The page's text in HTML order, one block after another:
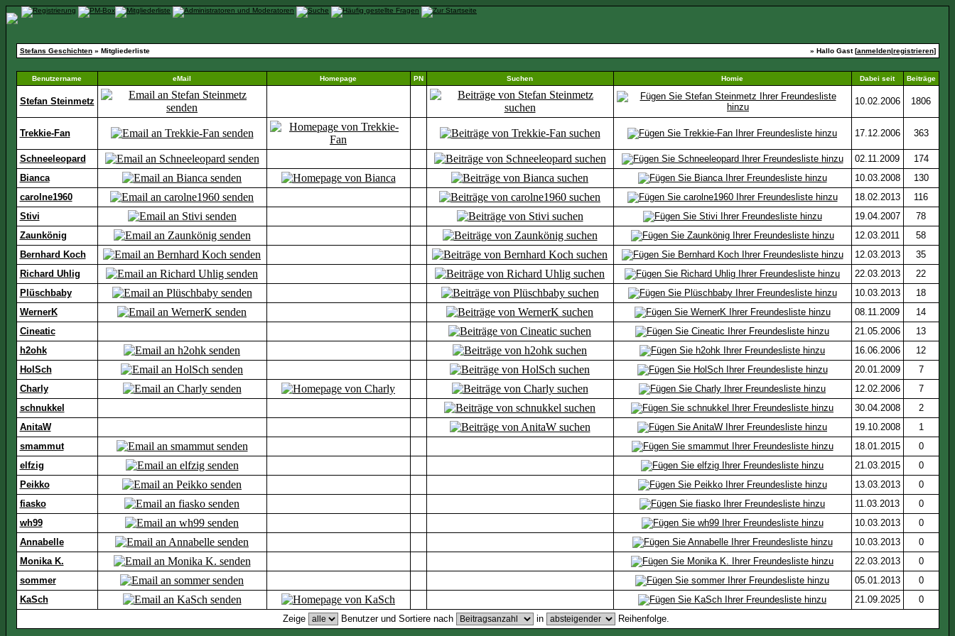
Stefans Geschichten» Mitgliederliste » Hallo Gast [anmelden|registrieren]
Benutzername eMail Homepage PN Suchen Homie Dabei seit Beiträge
Stefan Steinmetz 10.02.2006 1806
Trekkie-Fan 17.12.2006 363
Schneeleopard 02.11.2009
174
Bianca
10.03.2008
130
carolne1960
18.02.2013
116
Stivi
19.04.2007
78
Zaunkönig
12.03.2011
58
Bernhard Koch
12.03.2013
35
Richard Uhlig
22.03.2013
22
Plüschbaby
10.03.2013
18
WernerK
08.11.2009
14
Cineatic
21.05.2006
13
h2ohk
16.06.2006
12
HolSch
20.01.2009
7
Charly
12.02.2006
7
schnukkel
30.04.2008
2
AnitaW
19.10.2008
1
smammut
18.01.2015
0
elfzig
21.03.2015
0
Peikko
13.03.2013
0
fiasko
11.03.2013
0
wh99
10.03.2013
0
Annabelle
10.03.2013
0
Monika K.
22.03.2013
0
sommer
05.01.2013
0
KaSch
21.09.2025
0
Zeige
Benutzer und Sortiere nach in Reihenfolge.